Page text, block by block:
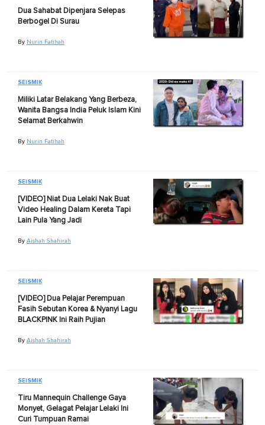
Dua Sahabat Dipenjara Selepas
Berbogel Di Surau
By Nurin Fatihah
SEISMIK
Miliki Latar Belakang Yang Berbeza,
Wanita Bangsa India Peluk Islam Kini
Selamat Berkahwin
By Nurin Fatihah
SEISMIK
[VIDEO] Niat Dua Lelaki Nak Buat
Video Healing Dalam Kereta Tapi
Lain Pula Yang Jadi
By Aishah Shahirah
SEISMIK
[VIDEO] Dua Pelajar Perempuan
Fasih Sebutan Korea & Nyanyi Lagu
BLACKPINK Ini Raih Pujian
By Aishah Shahirah
SEISMIK
Tiru Mannequin Challenge Gaya
Monyet, Gelagat Pelajar Lelaki Ini
Curi Tumpuan Ramai